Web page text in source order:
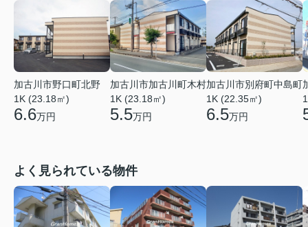
加古川市野口町北野
1K (23.18㎡)
6.6万円
加古川市加古川町木村
1K (23.18㎡)
5.5万円
加古川市別府町中島町
1K (22.35㎡)
6.5万円
よく見られている物件